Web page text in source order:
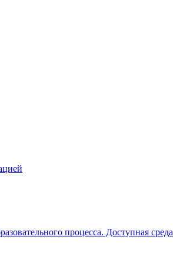
процесса. Доступная среда